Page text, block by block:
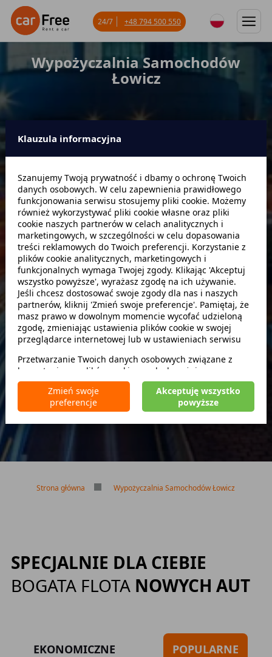
Wypożyczalnia Samochodów
Łowicz
Data odbioru Godzina
Data zwrotu Godzina
Szukaj
zwróć w innym miejscu
Brak limitu kilometrów
Bezpłatne odwołanie rezerwacji
24/7 +48 794 500 550
Strona główna Wypożyczalnia Samochodów Łowicz
SPECJALNIE DLA CIEBIE
BOGATA FLOTA NOWYCH AUT
EKONOMICZNE POPULARNE
Klauzula informacyjna
Szanujemy Twoją prywatność i dbamy o ochronę Twoich
danych osobowych. W celu zapewnienia prawidłowego
funkcjonowania serwisu stosujemy pliki cookie. Możemy
również wykorzystywać pliki cookie własne oraz pliki
cookie naszych partnerów w celach analitycznych i
marketingowych, w szczególności w celu dopasowania
treści reklamowych do Twoich preferencji. Korzystanie z
plików cookie analitycznych, marketingowych i
funkcjonalnych wymaga Twojej zgody. Klikając 'Akceptuj
wszystko powyższe', wyrażasz zgodę na ich używanie.
Jeśli chcesz dostosować swoje zgody dla nas i naszych
partnerów, kliknij 'Zmień swoje preferencje'. Pamiętaj, że
masz prawo w dowolnym momencie wycofać udzieloną
zgodę, zmieniając ustawienia plików cookie w swojej
przeglądarce internetowej lub w ustawieniach serwisu
Przetwarzanie Twoich danych osobowych związane z
korzystaniem z plików cookie w celach wyżej
wymienionych jest prowadzone przez CarFree sp. z o.o. z
siedzibą w Warszawie (02-677), ul. Cybernetyki 5,
będącego administratorem danych. W niektórych
nasi partnerzy. Szczegółowe informacje na temat
korzystania przez nas i naszych partnerów z plików cookie
oraz przetwarzania Twoich danych osobowych, w tym
dotyczące Twoich uprawnień, zawarte są w naszej
Zmień swoje
preferencje
Akceptuję wszystko
powyższe